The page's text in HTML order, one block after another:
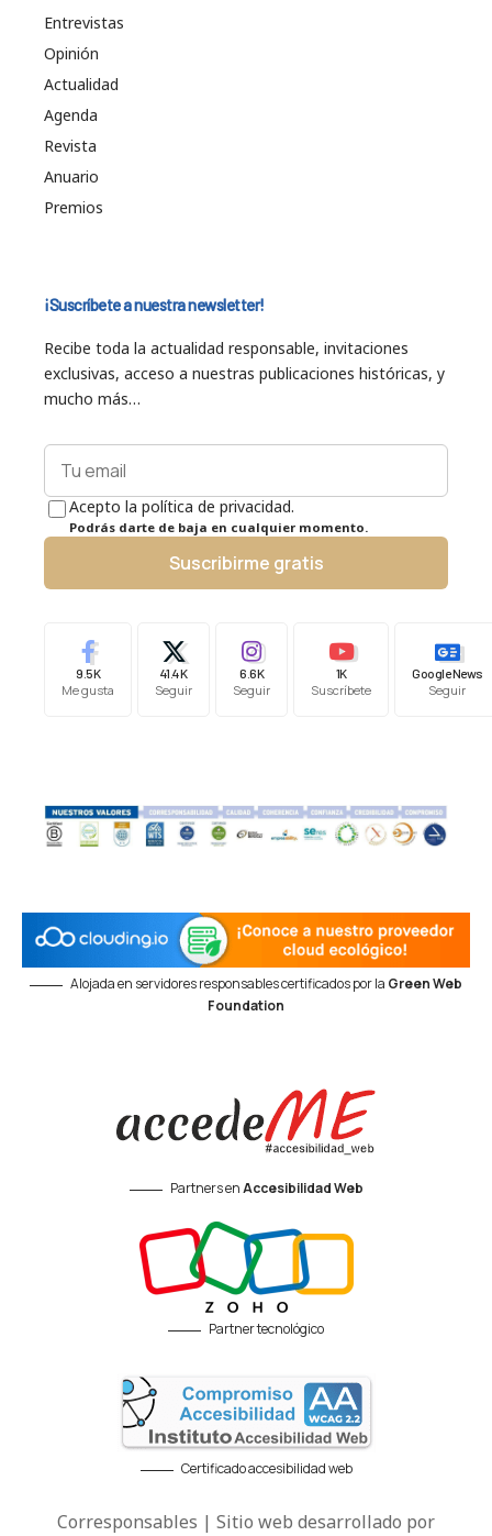
Entrevistas
Opinión
Actualidad
Agenda
Revista
Anuario
Premios
¡Suscríbete a nuestra newsletter!
Recibe toda la actualidad responsable, invitaciones
exclusivas, acceso a nuestras publicaciones históricas, y
mucho más…
Acepto la política de privacidad.
Podrás darte de baja en cualquier momento.
Suscribirme gratis
9.5K
Me gusta
41.4K
Seguir
6.6K
Seguir
1K
Suscríbete
Google News
Seguir
Alojada en servidores responsables certificados por la Green Web
Foundation
Partners enAccesibilidad Web
Partner tecnológico
Certificado accesibilidad web
Corresponsables | Sitio web desarrollado por